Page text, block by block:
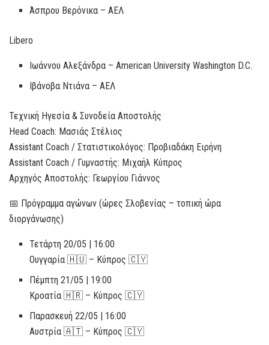
Άσπρου Βερόνικα – ΑΕΛ
Libero
Ιωάννου Αλεξάνδρα – American University Washington D.C.
Ιβάνοβα Ντιάνα – ΑΕΛ
Τεχνική Ηγεσία & Συνοδεία Αποστολής
Head Coach: Μασιάς Στέλιος
Assistant Coach / Στατιστικολόγος: Προβιαδάκη Ειρήνη
Assistant Coach / Γυμναστής: Μιχαήλ Κύπρος
Αρχηγός Αποστολής: Γεωργίου Γιάννος
📅 Πρόγραμμα αγώνων (ώρες Σλοβενίας – τοπική ώρα
διοργάνωσης)
Τετάρτη 20/05 | 16:00
Ουγγαρία 🇭🇺 – Κύπρος 🇨🇾
Πέμπτη 21/05 | 19:00
Κροατία 🇭🇷 – Κύπρος 🇨🇾
Παρασκευή 22/05 | 16:00
Αυστρία 🇦🇹 – Κύπρος 🇨🇾